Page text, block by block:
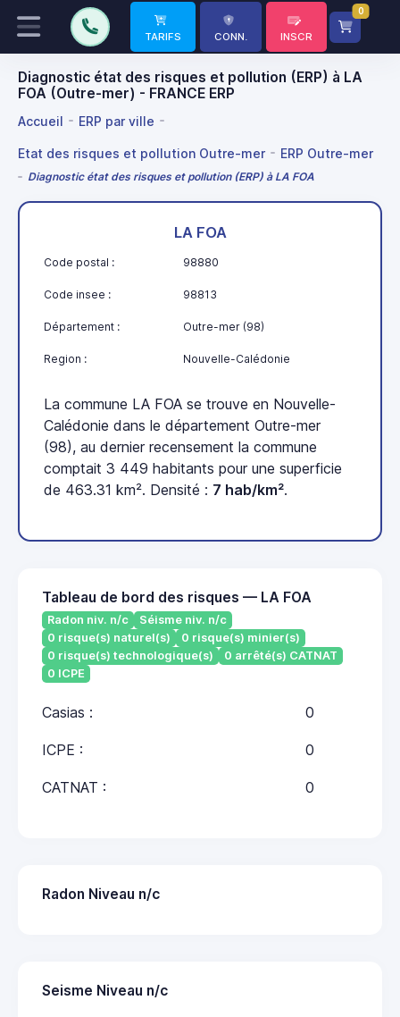
TARIFS CONN. INSCR
0
Diagnostic état des risques et pollution (ERP) à LA
FOA (Outre-mer) - FRANCE ERP
Accueil ERP par ville
Etat des risques et pollution Outre-mer ERP Outre-mer
Diagnostic état des risques et pollution (ERP) à LA FOA
LA FOA
Code postal : 98880
Code insee : 98813
Département : Outre-mer (98)
Region : Nouvelle-Calédonie
La commune LA FOA se trouve en Nouvelle-
Calédonie dans le département Outre-mer
(98), au dernier recensement la commune
comptait 3 449 habitants pour une superficie
de 463.31 km². Densité : 7 hab/km².
Tableau de bord des risques — LA FOA
Radon niv. n/c
Séisme niv. n/c
0 risque(s) naturel(s)
0 risque(s) minier(s)
0 risque(s) technologique(s)
0 arrêté(s) CATNAT
0 ICPE
Casias : 0
ICPE : 0
CATNAT : 0
Radon Niveau n/c
Seisme Niveau n/c